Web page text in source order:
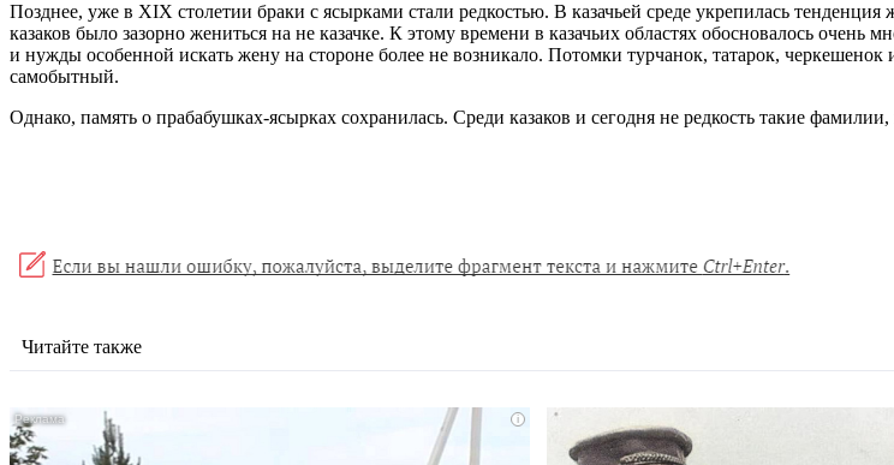
Позднее, уже в XIX столетии браки с ясырками стали редкостью. В казачьей среде укрепилась
казаков было зазорно жениться на не казачке. К этому времени в казачьих областях обосновалось
и нужды особенной искать жену на стороне более не возникало. Потомки турчанок, татарок,
самобытный.
Однако, память о прабабушках-ясырках сохранилась. Среди казаков и сегодня не редкость такие
Читайте также
i